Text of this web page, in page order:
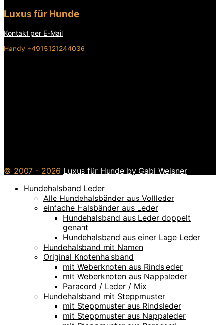
Luxus für Hunde
Kontakt per E-Mail
Handy +4915121244036
© 2007 - 2026 Luxus für Hunde by Gabi Weisner
Hundehalsband Leder
Alle Hundehalsbänder aus Vollleder
einfache Halsbänder aus Leder
Hundehalsband aus Leder doppelt
genäht
Hundehalsband aus einer Lage Leder
Hundehalsband mit Namen
Original Knotenhalsband
mit Weberknoten aus Rindsleder
mit Weberknoten aus Nappaleder
Paracord / Leder / Mix
Hundehalsband mit Steppmuster
mit Steppmuster aus Rindsleder
mit Steppmuster aus Nappaleder